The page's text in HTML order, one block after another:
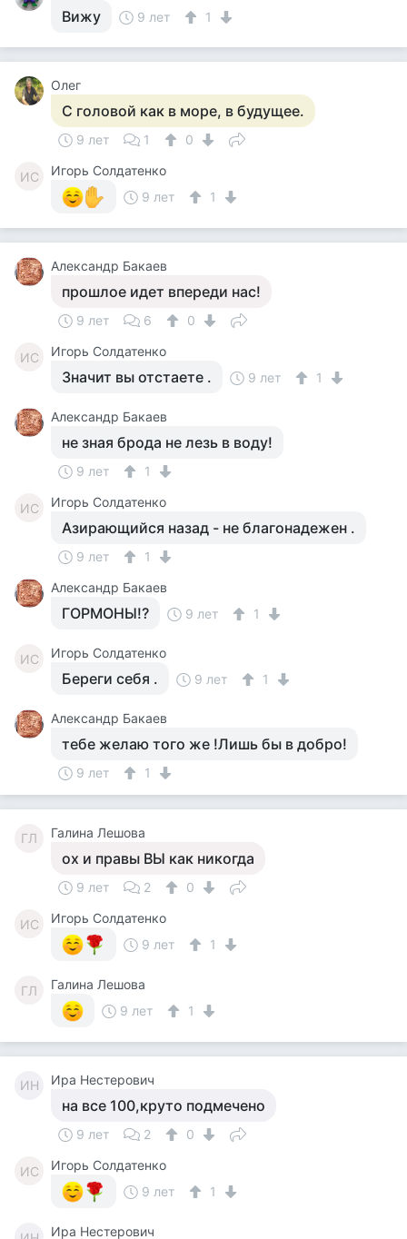
Вижу 9 лет 1
Олег
С головой как в море, в будущее.
9 лет 1 0
ИС
Игорь Солдатенко
9 лет
1
Александр Бакаев
прошлое идет впереди нас!
9 лет 6 0
ИС Игорь Солдатенко
Значит вы отстаете . 9 лет 1
Александр Бакаев
не зная брода не лезь в воду!
9 лет 1
ИС Игорь Солдатенко
Азирающийся назад - не благонадежен .
9 лет
1
Александр Бакаев
ГОРМОНЫ!? 9 лет 1
ИС Игорь Солдатенко
Береги себя . 9 лет 1
Александр Бакаев
тебе желаю того же !Лишь бы в добро!
9 лет 1
ГЛ Галина Лешова
ох и правы ВЫ как никогда
9 лет 2 0
ИС
Игорь Солдатенко
9 лет
1
ГЛ
Галина Лешова
9 лет
1
ИН Ира Нестерович
на все 100,круто подмечено
9 лет 2 0
ИС
Игорь Солдатенко
9 лет
1
Ира Нестерович